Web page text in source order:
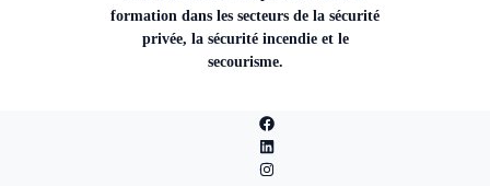
formation dans les secteurs de la sécurité
privée, la sécurité incendie et le
secourisme.